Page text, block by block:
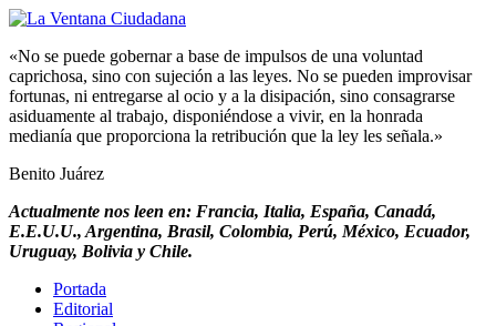
«No se puede gobernar a base de impulsos de una voluntad
caprichosa, sino con sujeción a las leyes. No se pueden improvisar
fortunas, ni entregarse al ocio y a la disipación, sino consagrarse
asiduamente al trabajo, disponiéndose a vivir, en la honrada
medianía que proporciona la retribución que la ley les señala.»
Benito Juárez
Actualmente nos leen en: Francia, Italia, España, Canadá,
E.E.U.U., Argentina, Brasil, Colombia, Perú, México, Ecuador,
Uruguay, Bolivia y Chile.
Portada
Editorial